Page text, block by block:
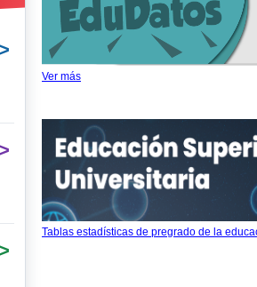
>
>
>
Ver más
Tablas estadísticas de pregrado de la